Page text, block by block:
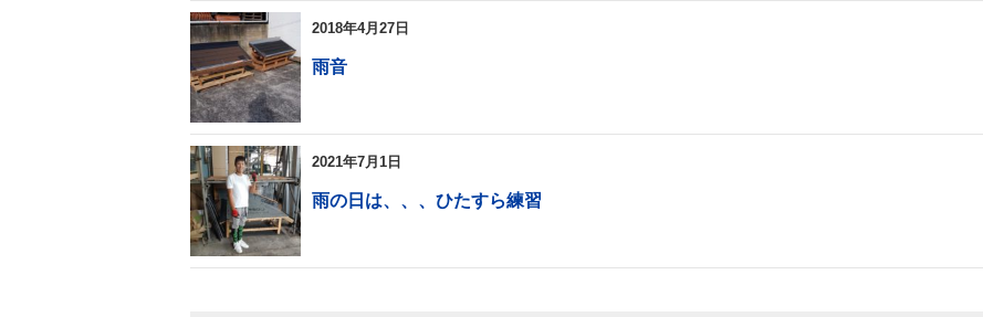
2018年4月27日
雨音
2021年7月1日
雨の日は、、、ひたすら練習